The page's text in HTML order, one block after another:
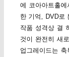
에 코아아트홀
한 기억, DVD로
작품 성격상 결
것이 완전히 새
업그레이드는